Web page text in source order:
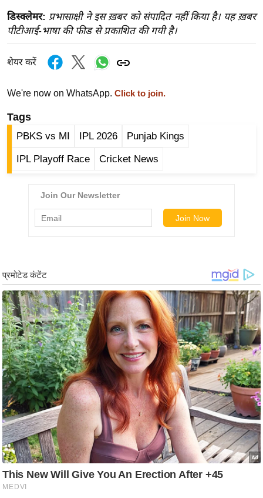
वु
ड
ल्म
मी
क्षा
B
e
e
w
s
ला
इ
फ
स्टा
इ
ल
टे
क्नॉ
लॉ
जी
ब्यू
टी
डिस्क्लेमर: प्रभासाक्षी ने इस ख़बर को संपादित नहीं किया है। यह ख़बर
पीटीआई-भाषा की फीड से प्रकाशित की गयी है।
शेयर करें
We're now on WhatsApp. Click to join.
Tags
PBKS vs MI IPL 2026 Punjab Kings
IPL Playoff Race Cricket News